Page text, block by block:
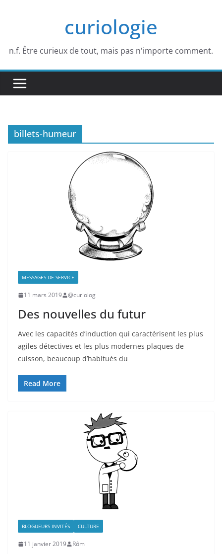
curiologie
n.f. Être curieux de tout, mais pas n'importe comment.
billets-humeur
MESSAGES DE SERVICE
11 mars 2019 @curiolog
Des nouvelles du futur
Avec les capacités d’induction qui caractérisent les plus
agiles détectives et les plus modernes plaques de
cuisson, beaucoup d’habitués du
Read More
BLOGUEURS INVITÉS CULTURE
11 janvier 2019 Rôm